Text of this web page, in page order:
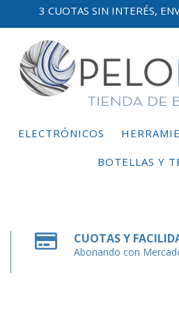
3 CUOTAS SIN INTERÉS,
ELECTRÓNICOS
BOTELLAS Y
CUOTAS Y
Abonando con